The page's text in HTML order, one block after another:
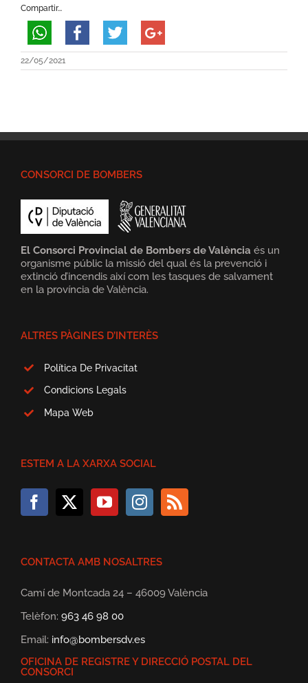
Compartir...
22/05/2021
CONSORCI DE BOMBERS
El Consorci Provincial de Bombers de València és un
organisme públic la missió del qual és la prevenció i
extinció d’incendis així com les tasques de salvament
en la província de València.
ALTRES PÀGINES D’INTERÈS
Política De Privacitat
Condicions Legals
Mapa Web
ESTEM A LA XARXA SOCIAL
CONTACTA AMB NOSALTRES
Camí de Montcada 24 – 46009 València
Telèfon: 963 46 98 00
Email: info@bombersdv.es
OFICINA DE REGISTRE Y DIRECCIÓ POSTAL DEL
CONSORCI